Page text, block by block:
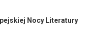
Nocy Literatury